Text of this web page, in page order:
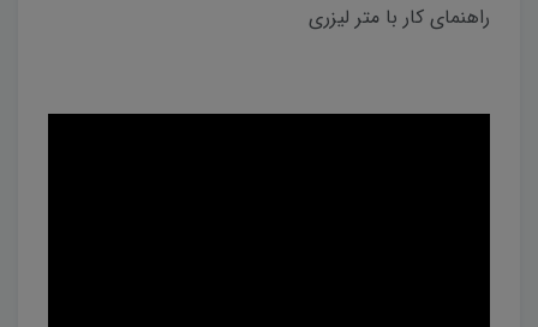
راهنمای کار با متر لیزری